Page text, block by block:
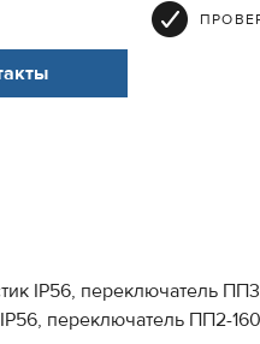
IP56, переключатель
переключатель ПП2-